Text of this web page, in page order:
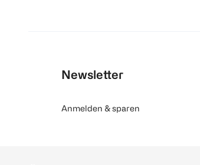
Newsletter
Anmelden & sparen